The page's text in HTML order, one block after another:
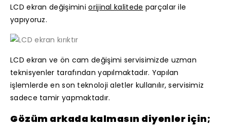
LCD ekran değişiminiorijinal kalitede parçalar ile
yapıyoruz.
LCD ekran ve ön cam değişimi servisimizde uzman
teknisyenler tarafından yapılmaktadır. Yapılan
işlemlerde en son teknoloji aletler kullanılır, servisimiz
sadece tamir yapmaktadır.
Gözüm arkada kalmasın diyenler için;